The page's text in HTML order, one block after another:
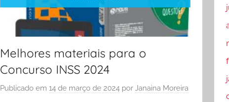
Melhores materiais para o
Concurso INSS 2024
Publicado em14 de março de 2024 porJanaina Moreira